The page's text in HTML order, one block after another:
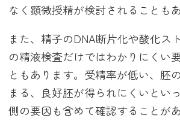
なく顕微授精が検討されることもあ
また、精子のDNA断片化や酸化ス
の精液検査だけではわかりにくい
ともあります。受精率が低い、胚
まる、良好胚が得られにくいとい
側の要因も含めて確認することがあ